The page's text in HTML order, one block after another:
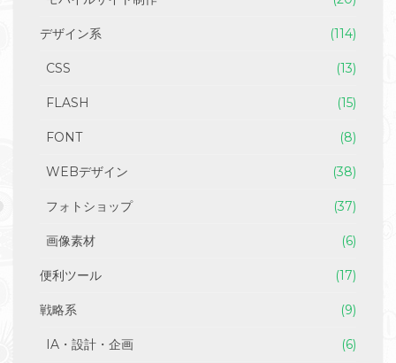
デザイン系 (114)
CSS (13)
FLASH (15)
FONT (8)
WEBデザイン (38)
フォトショップ (37)
画像素材 (6)
便利ツール (17)
戦略系 (9)
IA・設計・企画 (6)